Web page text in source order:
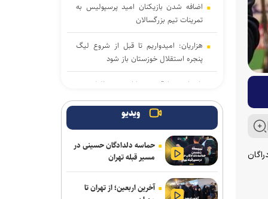
اضافه شدن بازیکنان امید پرسپولیس به
تمرینات تیم بزرگسالان
هزاریان: امیدواریم تا قبل از شروع لیگ
پنجره استقلال خوزستان باز شود
تاجدار و صادقی دستیاران جدید الهامی در
پیکان
دانایی دوباره خیبری شد
تناقض در بودجه باشگاه سپاهان؛ رشد ۲۵
درصدی یا کاهش چشم‌گیر بودجه فوتبال؟
ویدیو
حماسه دلدادگان حسینی در
مسیر قبله تهران
آخرین اربعین؛ از تهران تا